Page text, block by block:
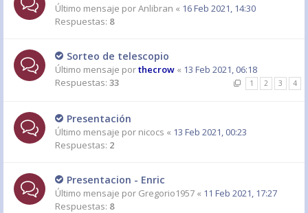
Último mensaje porAnlibran « 16 Feb 2021, 14:30
Respuestas: 8
Sorteo de telescopio
Último mensaje porthecrow « 13 Feb 2021, 06:18
Respuestas: 33 1 2 3 4
Presentación
Último mensaje por nicocs « 13 Feb 2021, 00:23
Respuestas: 2
Presentacion - Enric
Último mensaje por Gregorio1957 « 11 Feb 2021, 17:27
Respuestas: 8